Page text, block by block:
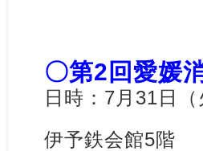
〇第2回愛媛
日時：7月31日
伊予鉄会館5階